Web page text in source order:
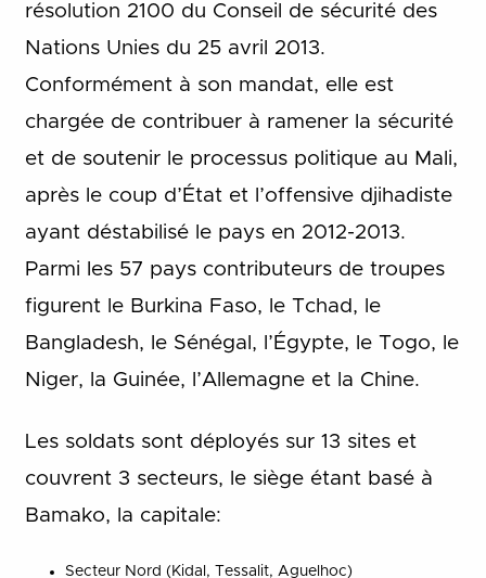
résolution 2100 du Conseil de sécurité des
Nations Unies du 25 avril 2013.
Conformément à son mandat, elle est
chargée de contribuer à ramener la sécurité
et de soutenir le processus politique au Mali,
après le coup d’État et l’offensive djihadiste
ayant déstabilisé le pays en 2012-2013.
Parmi les 57 pays contributeurs de troupes
figurent le Burkina Faso, le Tchad, le
Bangladesh, le Sénégal, l’Égypte, le Togo, le
Niger, la Guinée, l’Allemagne et la Chine.
Les soldats sont déployés sur 13 sites et
couvrent 3 secteurs, le siège étant basé à
Bamako, la capitale:
Secteur Nord (Kidal, Tessalit, Aguelhoc)